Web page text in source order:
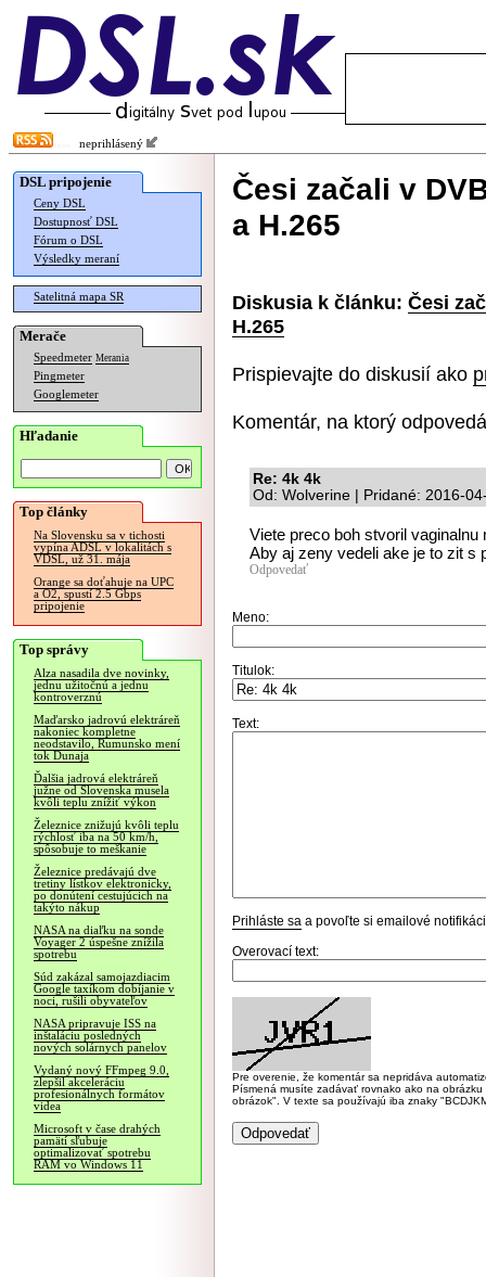
neprihlásený
DSL pripojenie
Ceny DSL
Dostupnosť DSL
Fórum o DSL
Výsledky meraní
Satelitná mapa SR
Merače
Speedmeter Merania
Pingmeter
Googlemeter
Hľadanie
Top články
Na Slovensku sa v tichosti
vypína ADSL v lokalitách s
VDSL, už 31. mája
Orange sa doťahuje na UPC
a O2, spustí 2.5 Gbps
pripojenie
Top správy
Alza nasadila dve novinky,
jednu užitočnú a jednu
kontroverznú
Maďarsko jadrovú elektráreň
nakoniec kompletne
neodstavilo, Rumunsko mení
tok Dunaja
Ďalšia jadrová elektráreň
južne od Slovenska musela
kvôli teplu znížiť výkon
Železnice znižujú kvôli teplu
rýchlosť iba na 50 km/h,
spôsobuje to meškanie
Železnice predávajú dve
tretiny lístkov elektronicky,
po donútení cestujúcich na
takýto nákup
NASA na diaľku na sonde
Voyager 2 úspešne znížila
spotrebu
Súd zakázal samojazdiacim
Google taxíkom dobíjanie v
noci, rušili obyvateľov
NASA pripravuje ISS na
inštaláciu posledných
nových solárnych panelov
Vydaný nový FFmpeg 9.0,
zlepšil akceleráciu
profesionálnych formátov
videa
Microsoft v čase drahých
pamätí sľubuje
optimalizovať spotrebu
RAM vo Windows 11
Česi začali v
a H.265
Diskusia k článku: Česi
H.265
Prispievajte do diskusií ako
Komentár, na ktorý
Re: 4k 4k
Od: Wolverine | Pridané: 2016-
Viete preco boh stvoril vaginalnu
Aby aj zeny vedeli ake je to zit s
Odpovedať
Meno:
Titulok:
Text:
Prihláste sa a povoľte si emailové
Overovací text:
Pre overenie, že komentár sa nepridáva
Písmená musíte zadávať rovnako ako na
obrázok". V texte sa používajú iba znaky